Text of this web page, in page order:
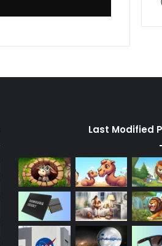
Last Modified